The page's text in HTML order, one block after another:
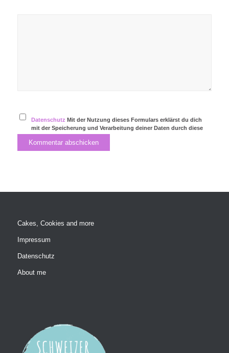
Datenschutz Mit der Nutzung dieses Formulars erklärst du dich
mit der Speicherung und Verarbeitung deiner Daten durch diese
Website einverstanden.
Cakes, Cookies and more
Impressum
Datenschutz
About me